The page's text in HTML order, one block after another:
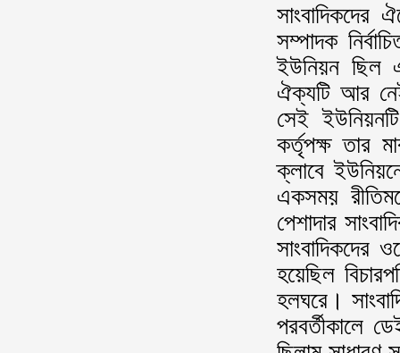
সম্পাদক
ইউনিয়ন ছিল
ঐক্যটি আর
সেই
কর্তৃপক্ষ তার
ক্লাবে
একসময়
পেশাদার
সাংবাদিকদের
হয়েছিল
হলঘরে।
পরবর্তীকালে